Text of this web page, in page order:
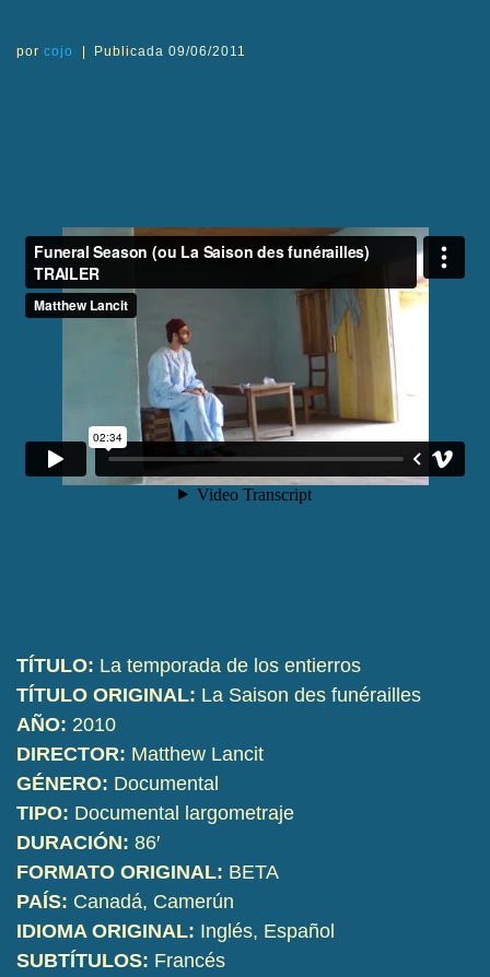
por cojo Publicada09/06/2011
TÍTULO: La temporada de los entierros
TÍTULO ORIGINAL: La Saison des funérailles
AÑO: 2010
DIRECTOR: Matthew Lancit
GÉNERO: Documental
TIPO: Documental largometraje
DURACIÓN: 86′
FORMATO ORIGINAL: BETA
PAÍS: Canadá, Camerún
IDIOMA ORIGINAL: Inglés, Español
SUBTÍTULOS: Francés